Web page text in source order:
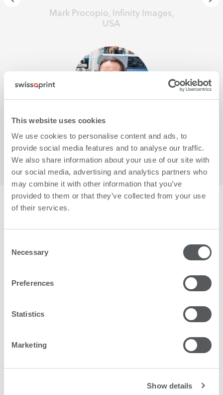
This website uses cookies
We use cookies to personalise content and ads, to
provide social media features and to analyse our traffic.
We also share information about your use of our site with
our social media, advertising and analytics partners who
may combine it with other information that you’ve
provided to them or that they’ve collected from your use
of their services.
Selection
Necessary
Preferences
Statistics
Marketing
Show details
Mark Procopio, Infinity Images,
USA
Mehr als 1500 Kunden vertrauen swissQprint.
Anwendungsbereiche